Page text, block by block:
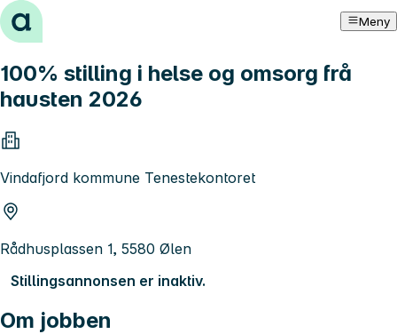
Hopp til innhold Meny
100% stilling i helse og omsorg frå
hausten 2026
Vindafjord kommune Tenestekontoret
Rådhusplassen 1, 5580 Ølen
Stillingsannonsen er inaktiv.
Om jobben